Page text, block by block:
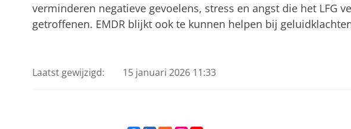
verminderen negatieve gevoelens, stress en angst die het LFG
getroffenen. EMDR blijkt ook te kunnen helpen bij
Laatst gewijzigd: 15 januari 2026 11:33